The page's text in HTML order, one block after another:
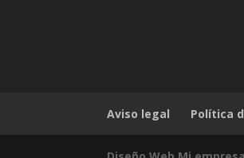
Aviso legal Política